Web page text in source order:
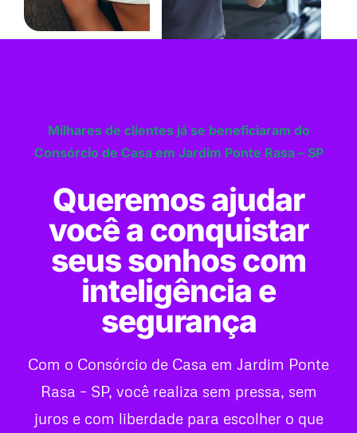
Milhares de clientes já se beneficiaram do
Consórcio de Casa em Jardim Ponte Rasa – SP
Queremos ajudar
você a conquistar
seus sonhos com
inteligência e
segurança
Com o Consórcio de Casa em Jardim Ponte
Rasa – SP, você realiza sem pressa, sem
juros e com liberdade para escolher o que